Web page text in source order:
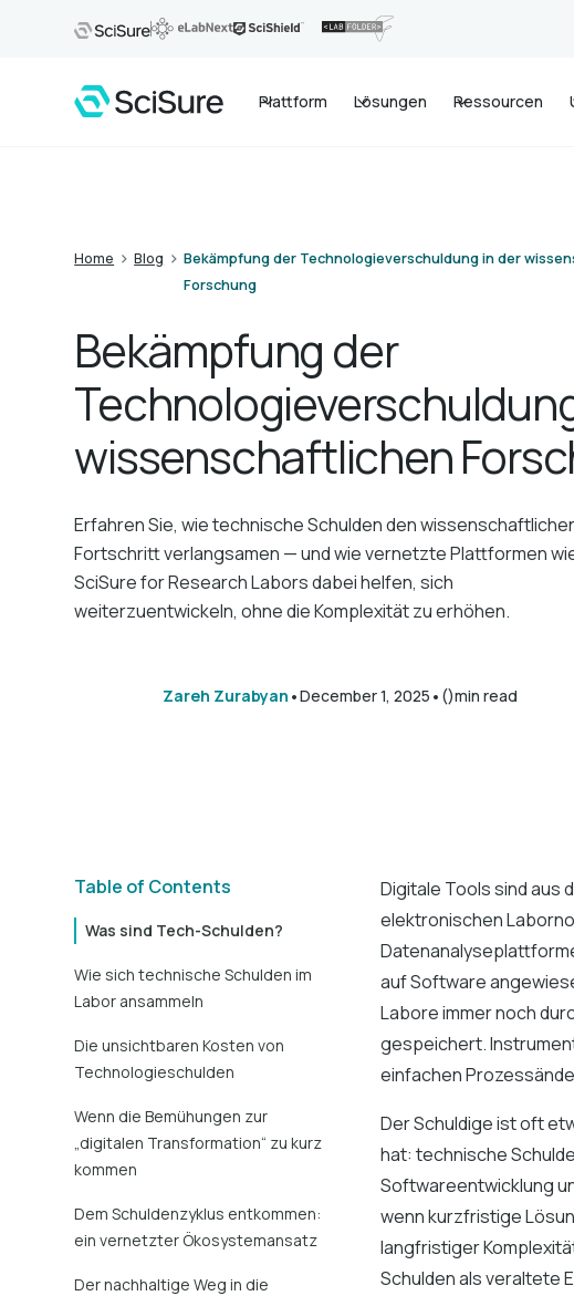
Plattform Lösungen Ressourcen
Home > Blog > Bekämpfung der Technologieverschuldung in der
Forschung
Bekämpfung der
wissenschaftlichen
Erfahren Sie, wie technische Schulden den
Fortschritt verlangsamen — und wie vernetzte Plattformen
SciSure for Research Labors dabei helfen, sich
weiterzuentwickeln, ohne die Komplexität zu erhöhen.
Zareh Zurabyan •December 1, 2025 • ()min read
Table of Contents
Was sind Tech-Schulden?
Wie sich technische Schulden im
Labor ansammeln
Die unsichtbaren Kosten von
Technologieschulden
Wenn die Bemühungen zur
„digitalen Transformation“ zu kurz
kommen
Dem Schuldenzyklus entkommen:
ein vernetzter Ökosystemansatz
Der nachhaltige Weg in die
Digitale Tools sind aus
elektronischen
auf Software
Labore immer noch
gespeichert.
einfachen
Der Schuldige ist oft
hat: technische
Softwareentwicklung
wenn kurzfristige
langfristiger
Schulden als veraltete